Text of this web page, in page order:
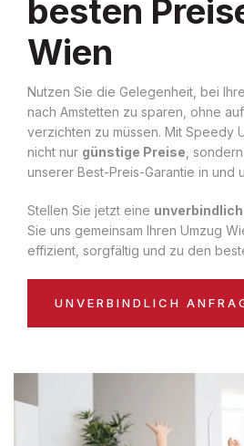
besten
Wien
Nutzen Sie die Gelegenheit, bei
nach Amstetten zu sparen, ohne
verzichten zu müssen. Mit Speedy
nicht nur günstige Preise ,
unserer Best-Preis-Garantie in und
Stellen Sie jetzt eine
Sie uns gemeinsam Ihren Umzug
effizient, sorgfältig und zu den
UNVERBINDLICH